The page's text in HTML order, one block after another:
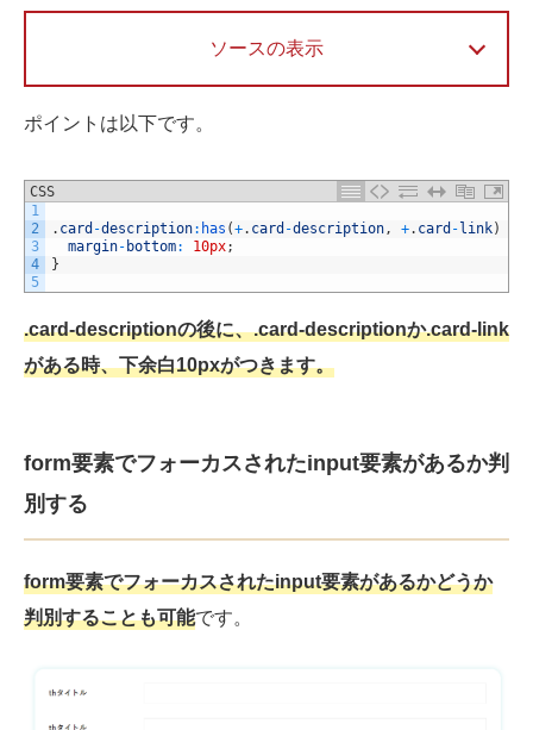
ソースの表示
ポイントは以下です。
CSS
1
2
3
4
5
. card -description: has (+. card -description, +. card - link)
margin- bottom: 10px;
}
.card-descriptionの後に、.card-descriptionか.card-link
がある時、下余白10pxがつきます。
form要素でフォーカスされたinput要素があるか判
別する
form要素でフォーカスされたinput要素があるかどうか
判別することも可能です。